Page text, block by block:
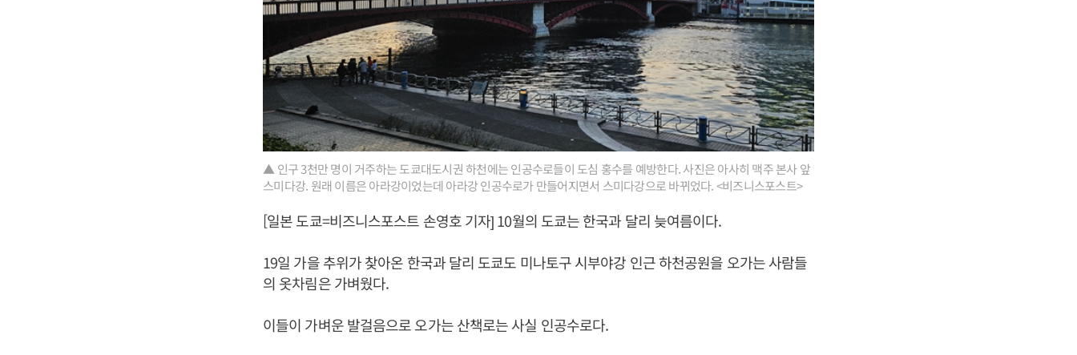
▲ 인구 3천만 명이 거주하는 도쿄대도시권 하천에는 인공수로들이 도심 홍수를 예방한다. 사진은 아사히 맥주 본사 앞
스미다강. 원래 이름은 아라강이었는데 아라강 인공수로가 만들어지면서 스미다강으로 바뀌었다. <비즈니스포스트>
[일본 도쿄=비즈니스포스트 손영호 기자] 10월의 도쿄는 한국과 달리 늦여름이다.
19일 가을 추위가 찾아온 한국과 달리 도쿄도 미나토구 시부야강 인근 하천공원을 오가는 사람들
의 옷차림은 가벼웠다.
이들이 가벼운 발걸음으로 오가는 산책로는 사실 인공수로다.